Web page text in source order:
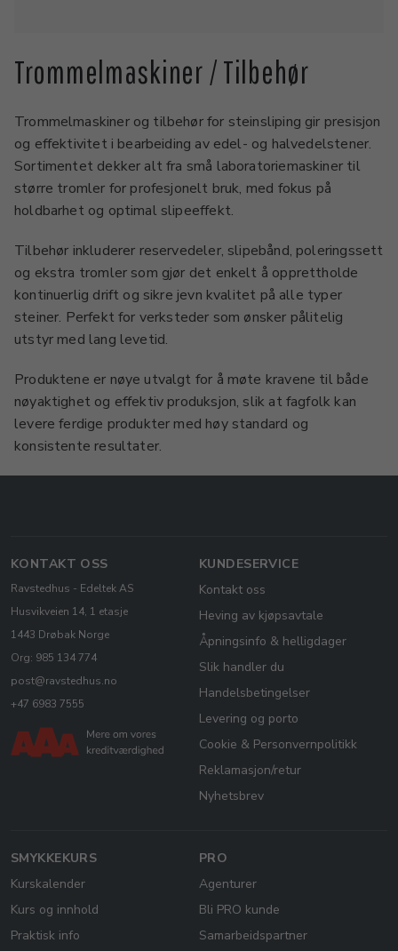
Trommelmaskiner / Tilbehør
Trommelmaskiner og tilbehør for steinsliping gir presisjon
og effektivitet i bearbeiding av edel- og halvedelstener.
Sortimentet dekker alt fra små laboratoriemaskiner til
større tromler for profesjonelt bruk, med fokus på
holdbarhet og optimal slipeeffekt.
Tilbehør inkluderer reservedeler, slipebånd, poleringssett
og ekstra tromler som gjør det enkelt å opprettholde
kontinuerlig drift og sikre jevn kvalitet på alle typer
steiner. Perfekt for verksteder som ønsker pålitelig
utstyr med lang levetid.
Produktene er nøye utvalgt for å møte kravene til både
nøyaktighet og effektiv produksjon, slik at fagfolk kan
levere ferdige produkter med høy standard og
konsistente resultater.
KONTAKT OSS
Ravstedhus - Edeltek AS
Husvikveien 14, 1 etasje
1443 Drøbak Norge
Org: 985 134 774
post@ravstedhus.no
+47 6983 7555
KUNDESERVICE
Kontakt oss
Heving av kjøpsavtale
Åpningsinfo & helligdager
Slik handler du
Handelsbetingelser
Levering og porto
Cookie & Personvernpolitikk
Reklamasjon/retur
Nyhetsbrev
SMYKKEKURS
Kurskalender
Kurs og innhold
Praktisk info
PRO
Agenturer
Bli PRO kunde
Samarbeidspartner